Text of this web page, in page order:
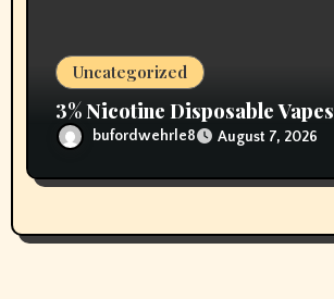
Uncategorized
3% Nicotine Disposable Vapes
bufordwehrle8 August 7, 2026